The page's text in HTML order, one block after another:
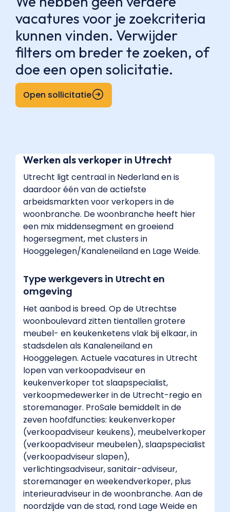
maatwerk-
keukens
loopt
verder
commissie
enkele
honderden
maand
bovenop
basissalaris."
"@type":
"Question",
"name":
diploma
verkoper
vacatures voor je zoekcriteria
kunnen vinden. Verwijder
filters om breder te zoeken, of
doe een open solicitatie.
Open sollicitatie
Werken als verkoper in Utrecht
Utrecht ligt centraal in Nederland en is
daardoor één van de actiefste
arbeidsmarkten voor verkopers in de
woonbranche. De woonbranche heeft hier
een mix middensegment en groeiend
hogersegment, met clusters in
Hooggelegen/Kanaleneiland en Lage Weide.
Type werkgevers in Utrecht en
omgeving
Het aanbod is breed. Op de Utrechtse
woonboulevard zitten tientallen grotere
meubel- en keukenketens vlak bij elkaar, in
stadsdelen als Kanaleneiland en
Hooggelegen. Actuele vacatures in Utrecht
lopen van verkoopadviseur en
keukenverkoper tot slaapspecialist,
verkoopmedewerker in de Utrecht-regio en
storemanager. ProSale bemiddelt in de
zeven hoofdfuncties: keukenverkoper
(verkoopadviseur keukens), meubelverkoper
(verkoopadviseur meubelen), slaapspecialist
(verkoopadviseur slapen),
verlichtingsadviseur, sanitair-adviseur,
storemanager en weekendverkoper, plus
interieuradviseur in de woonbranche. Aan de
noordzijde van de stad, rond Lage Weide en